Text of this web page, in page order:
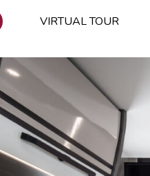
VIRTUAL TOUR